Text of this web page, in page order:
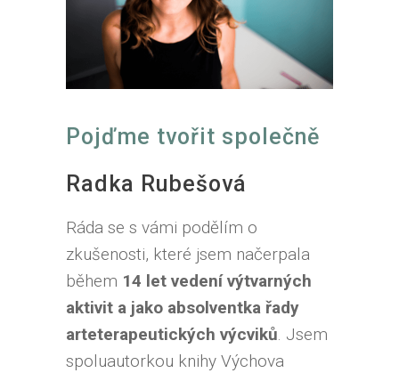
Pojďme tvořit společně
Radka Rubešová
Ráda se s vámi podělím o
zkušenosti, které jsem načerpala
během 14 let vedení výtvarných
aktivit a jako absolventka řady
arteterapeutických výcviků. Jsem
spoluautorkou knihy Výchova